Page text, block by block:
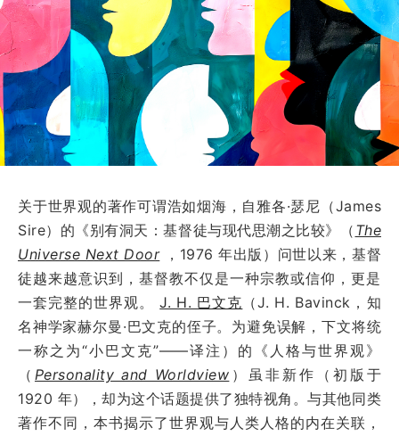
关于世界观的著作可谓浩如烟海，自雅各·瑟尼（James
Sire）的《别有洞天：基督徒与现代思潮之比较》（ The
Universe Next Door，1976 年出版）问世以来，基督
徒越来越意识到，基督教不仅是一种宗教或信仰，更是
一套完整的世界观。J. H. 巴文克 （J. H. Bavinck，知
名神学家赫尔曼·巴文克的侄子。为避免误解，下文将统
一称之为“小巴文克”——译注）的《人格与世界观》
（ Personality and Worldview ）虽非新作（初版于
1920 年），却为这个话题提供了独特视角。与其他同类
著作不同，本书揭示了世界观与人类人格的内在关联，